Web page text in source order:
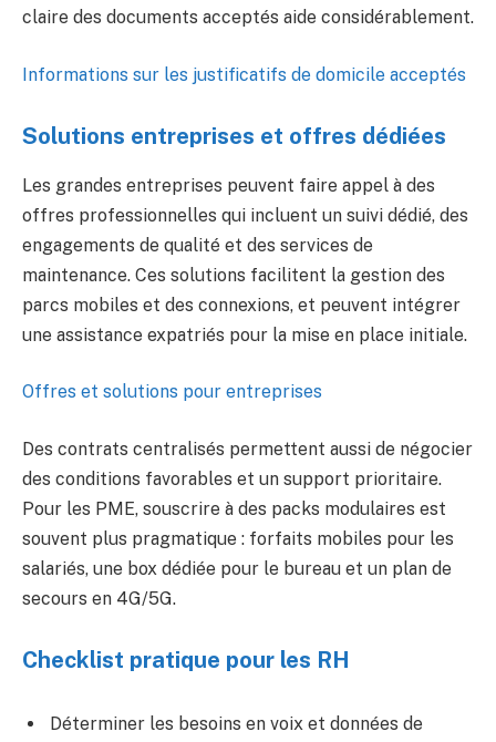
claire des documents acceptés aide considérablement.
Informations sur les justificatifs de domicile acceptés
Solutions entreprises et offres dédiées
Les grandes entreprises peuvent faire appel à des
offres professionnelles qui incluent un suivi dédié, des
engagements de qualité et des services de
maintenance. Ces solutions facilitent la gestion des
parcs mobiles et des connexions, et peuvent intégrer
une assistance expatriés pour la mise en place initiale.
Offres et solutions pour entreprises
Des contrats centralisés permettent aussi de négocier
des conditions favorables et un support prioritaire.
Pour les PME, souscrire à des packs modulaires est
souvent plus pragmatique : forfaits mobiles pour les
salariés, une box dédiée pour le bureau et un plan de
secours en 4G/5G.
Checklist pratique pour les RH
Déterminer les besoins en voix et données de